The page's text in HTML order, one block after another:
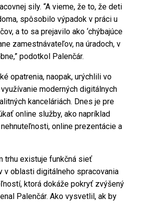
sily. “A vieme, že to, že deti
spôsobilo výpadok v práci u
a to sa prejavilo ako ‘chýbajúce
zamestnávateľov, na úradoch, v
podotkol Palenčár.
opatrenia, naopak, urýchlili vo
moderných digitálnych
kanceláriách. Dnes je pre
online služby, ako napríklad
online prezentácie a
trhu existuje funkčná sieť
v oblasti digitálneho spracovania
ktorá dokáže pokryť zvýšený
Palenčár. Ako vysvetlil, ak by